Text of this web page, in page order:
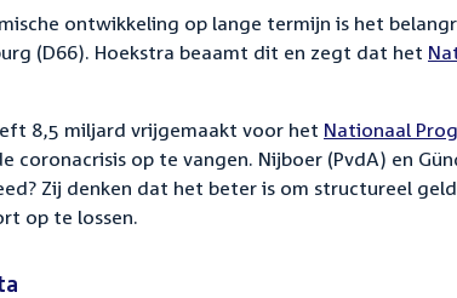
ontwikkeling op lange termijn is het
(D66). Hoekstra beaamt dit en zegt dat het
8,5 miljard vrijgemaakt voor het Nationaal
coronacrisis op te vangen. Nijboer (PvdA) en
Zij denken dat het beter is om structureel
op te lossen.